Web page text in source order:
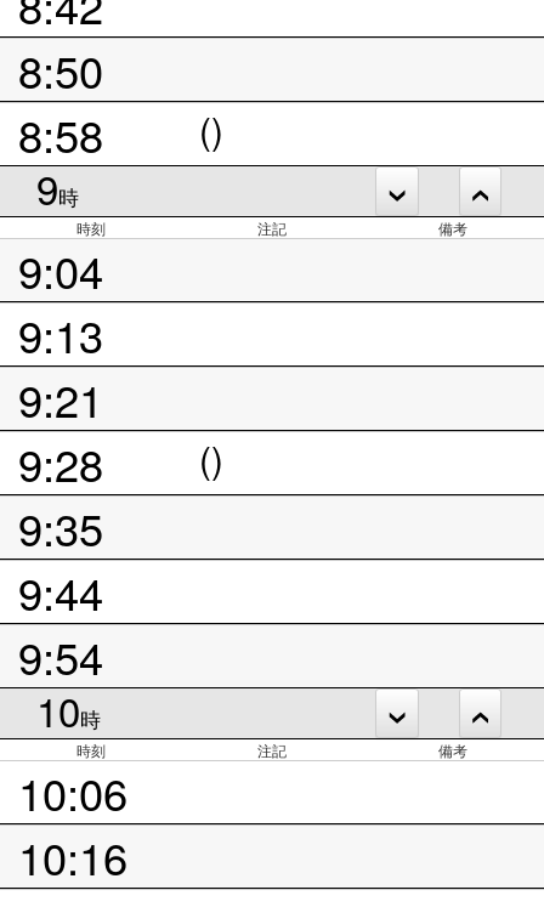
8:50
8:58
()
9時
時刻 注記 備考
9:04
9:13
9:21
9:28
()
9:35
9:44
9:54
10時
時刻 注記 備考
10:06
10:16